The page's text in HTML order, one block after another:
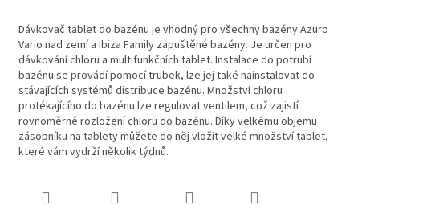
Dávkovač tablet do bazénu je vhodný pro všechny bazény Azuro
Vario nad zemí a Ibiza Family zapuštěné bazény. Je určen pro
dávkování chloru a multifunkčních tablet. Instalace do potrubí
bazénu se provádí pomocí trubek, lze jej také nainstalovat do
stávajících systémů distribuce bazénu. Množství chloru
protékajícího do bazénu lze regulovat ventilem, což zajistí
rovnoměrné rozložení chloru do bazénu. Díky velkému objemu
zásobníku na tablety můžete do něj vložit velké množství tablet,
které vám vydrží několik týdnů.